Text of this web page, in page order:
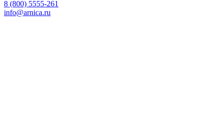
8 (800) 5555-261
info@arnica.ru